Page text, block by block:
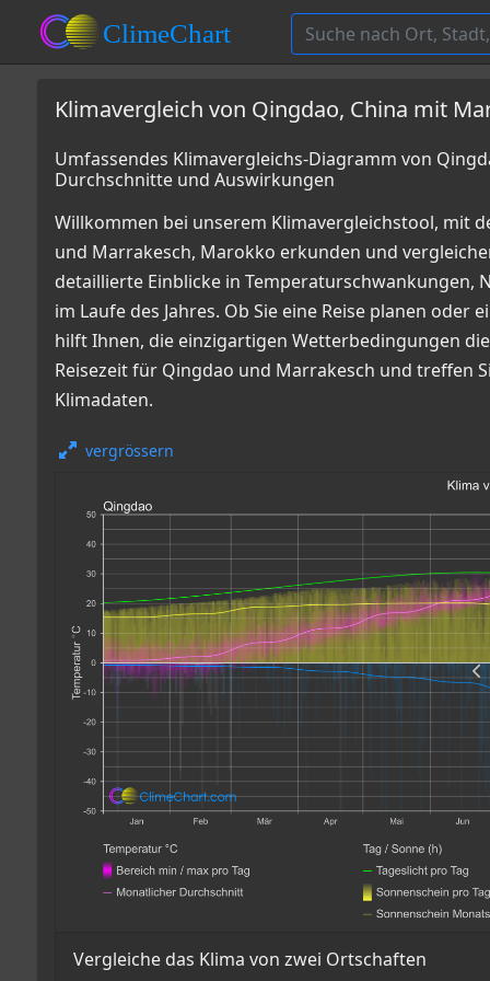
Klimavergleich von Qingdao, China mit
Umfassendes Klimavergleichs-Diagramm von
Durchschnitte und Auswirkungen
Willkommen bei unserem Klimavergleichstool, mit
und Marrakesch, Marokko erkunden und
detaillierte Einblicke in Temperaturschwankungen,
im Laufe des Jahres. Ob Sie eine Reise planen
hilft Ihnen, die einzigartigen Wetterbedingungen
Reisezeit für Qingdao und Marrakesch und treffen
Klimadaten.
vergrössern
Vergleiche das Klima von zwei Ortschaften